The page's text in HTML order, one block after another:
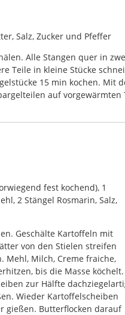
Salz, Zucker und Pfeffer
Alle Stangen quer in
Teile in kleine Stücke
15 min kochen. Mit
auf
fest kochend), 1
2 Stängel Rosmarin, Salz,
Geschälte Kartoffeln mit
von den Stielen streifen
Mehl, Milch, Creme fraiche,
bis die Masse köchelt.
zur Hälfte
Wieder Kartoffelscheiben
gießen. Butterflocken darauf